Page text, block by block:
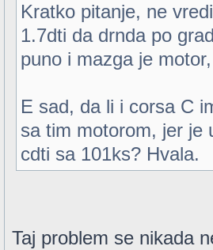
Kratko pitanje, ne
1.7dti da drnda po
puno i mazga je
E sad, da li i corsa C
sa tim motorom, jer je
cdti sa 101ks? Hvala.
Taj problem se nikada